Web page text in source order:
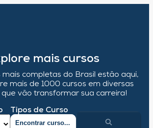
mais cursos
completas do Brasil estão aqui,
mais de 1000 cursos em diversas
vão transformar sua carreira!
Tipos de Curso